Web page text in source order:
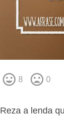
8 0
Reza a lenda